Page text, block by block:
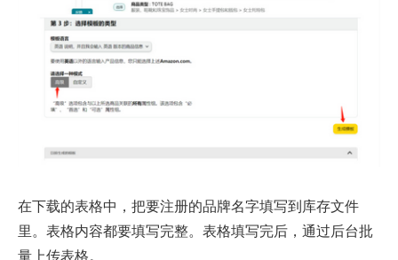
在下载的表格中，把要注册的品牌名字填写到库存文件
里。表格内容都要填写完整。表格填写完后，通过后台批
量上传表格。